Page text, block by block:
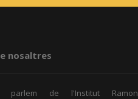
nosaltres
parlem de l'Institut Ramon